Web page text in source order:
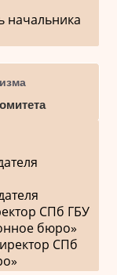
начальника
СПб ГБУ
бюро»
СПб